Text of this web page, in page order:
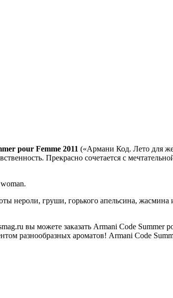
pour Femme 2011 («Армани Код. Лето для
Прекрасно сочетается с
нероли, груши, горького апельсина, жасмина
вы можете заказать Armani Code
разнообразных ароматов! Armani Code